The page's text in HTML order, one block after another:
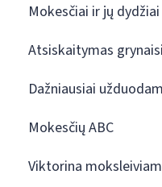
Mokesčiai ir jų dydžiai
Atsiskaitymas
Dažniausiai
Mokesčių ABC
Viktorina